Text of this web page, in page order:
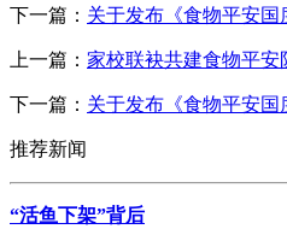
下一篇： 关于发布《食物平安
上一篇： 家校联袂共建食物平
下一篇： 关于发布《食物平安
推荐新闻
“活鱼下架”背后